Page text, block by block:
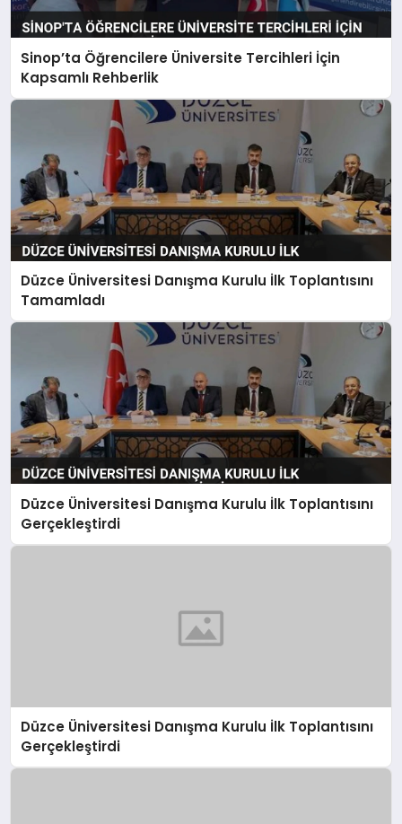
Sinop’ta Öğrencilere Üniversite Tercihleri İçin
Kapsamlı Rehberlik
Düzce Üniversitesi Danışma Kurulu İlk Toplantısını
Tamamladı
Düzce Üniversitesi Danışma Kurulu İlk Toplantısını
Gerçekleştirdi
Düzce Üniversitesi Danışma Kurulu İlk Toplantısını
Gerçekleştirdi